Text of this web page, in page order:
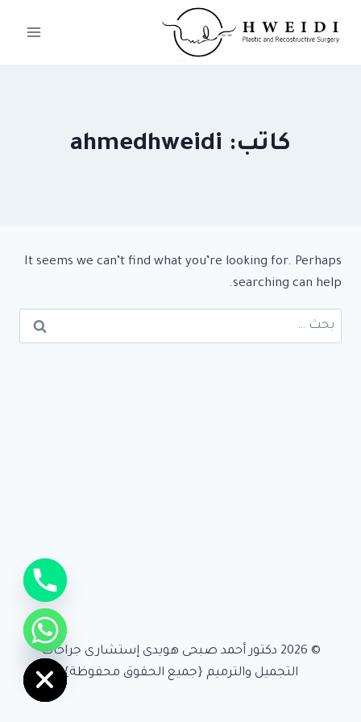
كاتب: ahmedhweidi
It seems we can’t find what you’re looking for. Perhaps
searching can help.
البحث
عن:
© 2026 دكتور أحمد صبحى هويدى إستشارى جراحات
التجميل والترميم {جميع الحقوق محفوظة}
Hide
chaty